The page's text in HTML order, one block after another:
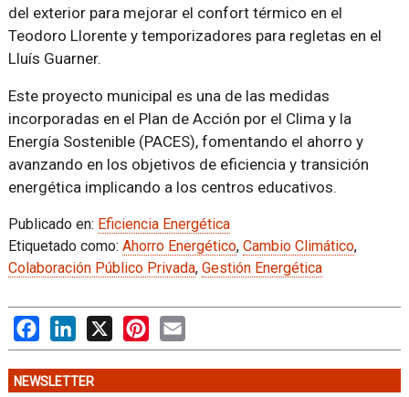
del exterior para mejorar el confort térmico en el
Teodoro Llorente y temporizadores para regletas en el
Lluís Guarner.
Este proyecto municipal es una de las medidas
incorporadas en el Plan de Acción por el Clima y la
Energía Sostenible (PACES), fomentando el ahorro y
avanzando en los objetivos de eficiencia y transición
energética implicando a los centros educativos.
Publicado en: Eficiencia Energética
Etiquetado como: Ahorro Energético, Cambio Climático,
Colaboración Público Privada, Gestión Energética
FacebookLinkedIn
X PinterestEmail
NEWSLETTER